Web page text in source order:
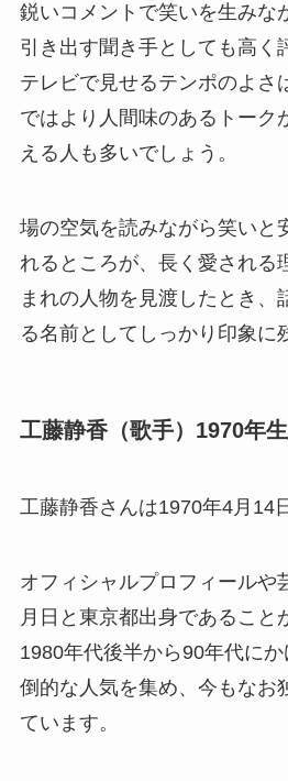
鋭いコメントで笑いを生みな
引き出す聞き手としても高く
テレビで見せるテンポのよさ
ではより人間味のあるトーク
える人も多いでしょう。
場の空気を読みながら笑いと
れるところが、長く愛される
まれの人物を見渡したとき、
る名前としてしっかり印象に
工藤静香（歌手）1970年
工藤静香さんは1970年4月14
オフィシャルプロフィールや
月日と東京都出身であること
1980年代後半から90年代に
倒的な人気を集め、今もなお
ています。